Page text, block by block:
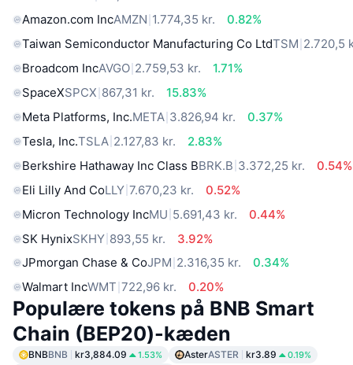
Amazon.com IncAMZN 1.774,35 kr.
0.82%
Taiwan Semiconductor Manufacturing Co LtdTSM 2.720,5
Broadcom IncAVGO 2.759,53 kr.
1.71%
SpaceXSPCX 867,31 kr.
15.83%
Meta Platforms, Inc.META 3.826,94 kr.
0.37%
Tesla, Inc.TSLA 2.127,83 kr.
2.83%
Berkshire Hathaway Inc Class BBRK.B 3.372,25 kr.
0.54%
Eli Lilly And CoLLY 7.670,23 kr.
0.52%
Micron Technology IncMU 5.691,43 kr.
0.44%
SK HynixSKHY 893,55 kr.
3.92%
JPmorgan Chase & CoJPM 2.316,35 kr.
0.34%
Walmart IncWMT 722,96 kr. 0.20%
Populære tokens på BNB Smart
Chain (BEP20)-kæden
BNBBNB kr3,884.09 1.53% AsterASTER kr3.89 0.19%